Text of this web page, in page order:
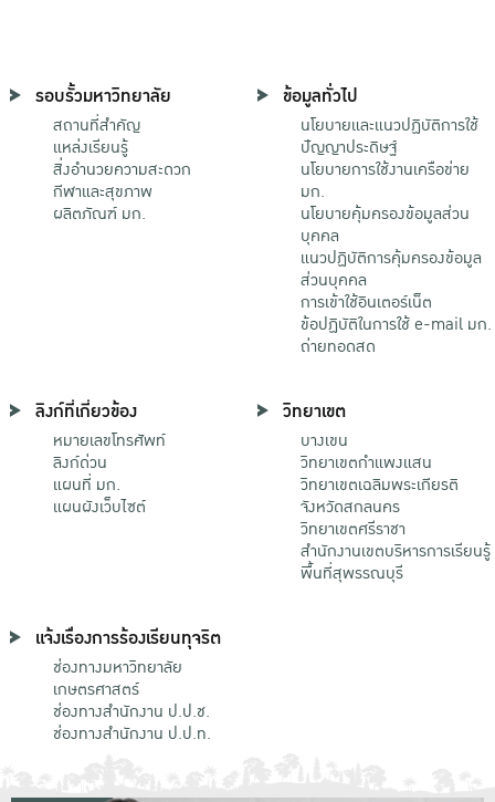
รอบรั้วมหาวิทยาลัย
สถานที่สำคัญ
แหล่งเรียนรู้
สิ่งอำนวยความสะดวก
กีฬาและสุขภาพ
ผลิตภัณฑ์ มก.
ข้อมูลทั่วไป
นโยบายและแนวปฏิบัติการใช้
ปัญญาประดิษฐ์
นโยบายการใช้งานเครือข่าย
มก.
นโยบายคุ้มครองข้อมูลส่วน
บุคคล
แนวปฏิบัติการคุ้มครองข้อมูล
ส่วนบุคคล
การเข้าใช้อินเตอร์เน็ต
ข้อปฏิบัติในการใช้ e-mail มก.
ถ่ายทอดสด
ลิงก์ที่เกี่ยวข้อง
หมายเลขโทรศัพท์
ลิงก์ด่วน
แผนที่ มก.
แผนผังเว็บไซต์
วิทยาเขต
บางเขน
วิทยาเขตกําแพงแสน
วิทยาเขตเฉลิมพระเกียรติ
จังหวัดสกลนคร
วิทยาเขตศรีราชา
สำนักงานเขตบริหารการเรียนรู้
พื้นที่สุพรรณบุรี
แจ้งเรื่องการร้องเรียนทุจริต
ช่องทางมหาวิทยาลัย
เกษตรศาสตร์
ช่องทางสำนักงาน ป.ป.ช.
ช่องทางสำนักงาน ป.ป.ท.